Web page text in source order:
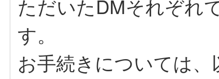
ただいたDMそれぞれ
す。
お手続きについては